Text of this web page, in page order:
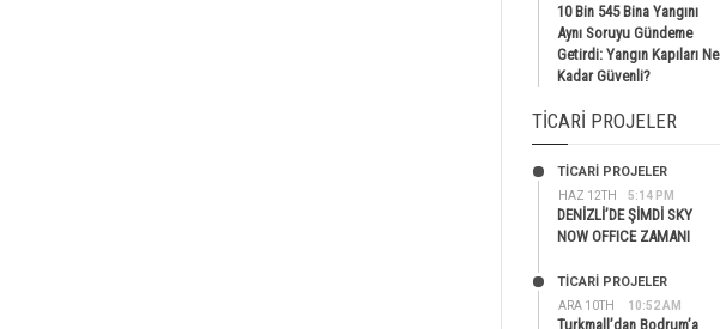
10 Bin 545 Bina Yangını
Aynı Soruyu Gündeme
Getirdi: Yangın Kapıları Ne
Kadar Güvenli?
TICARI PROJELER
HAZ 12TH 5:14 PM
TİCARİ PROJELER
DENİZLİ’DE ŞİMDİ SKY
NOW OFFICE ZAMANI
ARA 10TH 10:52 AM
TİCARİ PROJELER
Turkmall’dan Bodrum’a